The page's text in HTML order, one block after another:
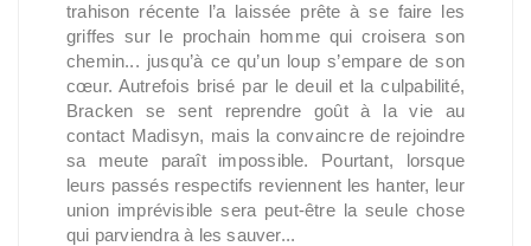
trahison récente l’a laissée prête à se faire les
griffes sur le prochain homme qui croisera son
chemin... jusqu’à ce qu’un loup s’empare de son
cœur. Autrefois brisé par le deuil et la culpabilité,
Bracken se sent reprendre goût à la vie au
contact Madisyn, mais la convaincre de rejoindre
sa meute paraît impossible. Pourtant, lorsque
leurs passés respectifs reviennent les hanter, leur
union imprévisible sera peut-être la seule chose
qui parviendra à les sauver...